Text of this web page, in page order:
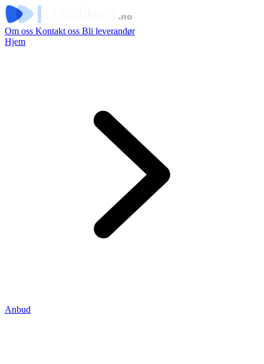
Om oss Kontakt oss Bli leverandør
Hjem
Anbud